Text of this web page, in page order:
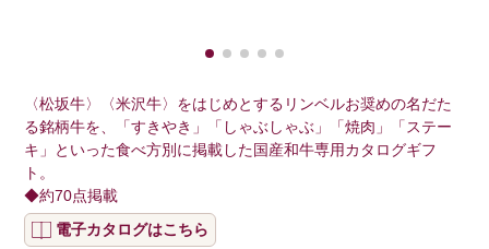
〈松坂牛〉〈米沢牛〉をはじめとするリンベルお奨めの名だた
る銘柄牛を、「すきやき」「しゃぶしゃぶ」「焼肉」「ステー
キ」といった食べ方別に掲載した国産和牛専用カタログギフ
ト。
◆約70点掲載
電子カタログはこちら